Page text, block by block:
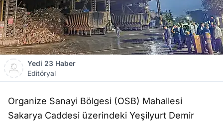
Yedi 23 Haber
Editöryal
Organize Sanayi Bölgesi (OSB) Mahallesi
Sakarya Caddesi üzerindeki Yeşilyurt Demir